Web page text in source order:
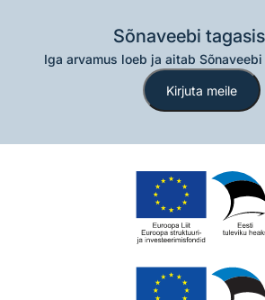
Sõnaveebi
Iga arvamus loeb ja aitab
Kirjuta meile